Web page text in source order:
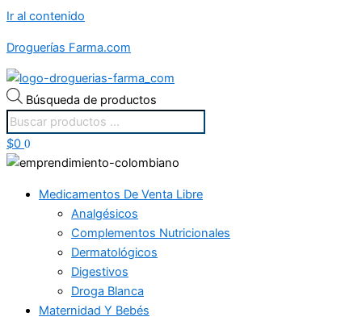
Ir al contenido
Droguerías Farma.com
Búsqueda de productos
$0 0
Medicamentos De Venta Libre
Analgésicos
Complementos Nutricionales
Dermatológicos
Digestivos
Droga Blanca
Maternidad Y Bebés